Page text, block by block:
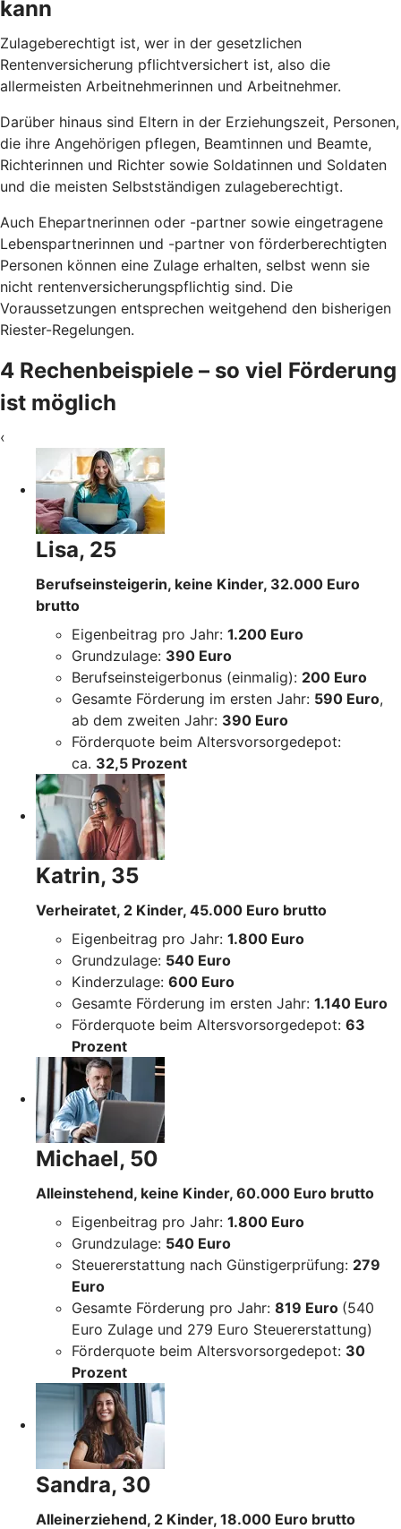
kann
Zulageberechtigt ist, wer in der gesetzlichen
Rentenversicherung pflichtversichert ist, also die
allermeisten Arbeitnehmerinnen und Arbeitnehmer.
Darüber hinaus sind Eltern in der Erziehungszeit, Personen,
die ihre Angehörigen pflegen, Beamtinnen und Beamte,
Richterinnen und Richter sowie Soldatinnen und Soldaten
und die meisten Selbstständigen zulageberechtigt.
Auch Ehepartnerinnen oder -partner sowie eingetragene
Lebenspartnerinnen und -partner von förderberechtigten
Personen können eine Zulage erhalten, selbst wenn sie
nicht rentenversicherungspflichtig sind. Die
Voraussetzungen entsprechen weitgehend den bisherigen
Riester-Regelungen.
4 Rechenbeispiele – so viel Förderung
ist möglich
‹
Lisa, 25
Berufseinsteigerin, keine Kinder, 32.000 Euro
brutto
Eigenbeitrag pro Jahr: 1.200 Euro
Grundzulage: 390 Euro
Berufseinsteigerbonus (einmalig): 200 Euro
Gesamte Förderung im ersten Jahr: 590 Euro,
ab dem zweiten Jahr: 390 Euro
Förderquote beim Altersvorsorgedepot:
ca. 32,5 Prozent
Katrin, 35
Verheiratet, 2 Kinder, 45.000 Euro brutto
Eigenbeitrag pro Jahr: 1.800 Euro
Grundzulage: 540 Euro
Kinderzulage: 600 Euro
Gesamte Förderung im ersten Jahr: 1.140 Euro
Förderquote beim Altersvorsorgedepot: 63
Prozent
Michael, 50
Alleinstehend, keine Kinder, 60.000 Euro brutto
Eigenbeitrag pro Jahr: 1.800 Euro
Grundzulage: 540 Euro
Steuererstattung nach Günstigerprüfung: 279
Euro
Gesamte Förderung pro Jahr: 819 Euro (540
Euro Zulage und 279 Euro Steuererstattung)
Förderquote beim Altersvorsorgedepot: 30
Prozent
Sandra, 30
Alleinerziehend, 2 Kinder, 18.000 Euro brutto